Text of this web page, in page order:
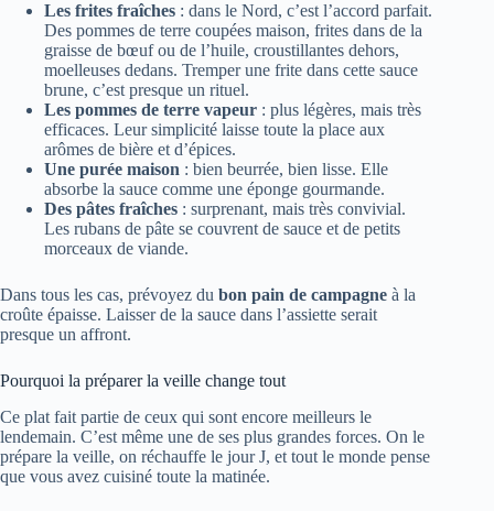
Les frites fraîches : dans le Nord, c’est l’accord parfait.
Des pommes de terre coupées maison, frites dans de la
graisse de bœuf ou de l’huile, croustillantes dehors,
moelleuses dedans. Tremper une frite dans cette sauce
brune, c’est presque un rituel.
Les pommes de terre vapeur : plus légères, mais très
efficaces. Leur simplicité laisse toute la place aux
arômes de bière et d’épices.
Une purée maison : bien beurrée, bien lisse. Elle
absorbe la sauce comme une éponge gourmande.
Des pâtes fraîches : surprenant, mais très convivial.
Les rubans de pâte se couvrent de sauce et de petits
morceaux de viande.
Dans tous les cas, prévoyez du bon pain de campagne à la
croûte épaisse. Laisser de la sauce dans l’assiette serait
presque un affront.
Pourquoi la préparer la veille change tout
Ce plat fait partie de ceux qui sont encore meilleurs le
lendemain. C’est même une de ses plus grandes forces. On le
prépare la veille, on réchauffe le jour J, et tout le monde pense
que vous avez cuisiné toute la matinée.